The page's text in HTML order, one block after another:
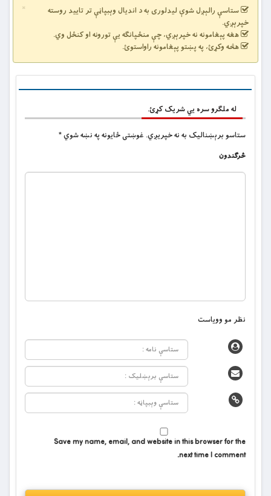
×
ستاسې رالېږل شوې لیدلوری به د اندیال وېبپاڼې تر تایید روسته
خپرېږي.
هغه پېغامونه نه خپرېږي، چې منځپانګه یې تورونه او کنځل وي.
هڅه وکړئ، په پښتو پېغامونه راواستوئ.
له ملگرو سره یي شریک کړئ.
ستاسو برېښناليک به نه خپريږي. غوښتى ځایونه په نښه شوي*
څرگندون
نظر مو وویاست
Save my name, email, and website in this browser for the
next time I comment.